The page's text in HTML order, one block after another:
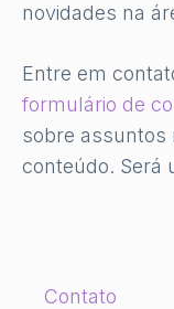
novidades na
Entre em
formulário de
sobre assuntos
conteúdo. Será
Contato